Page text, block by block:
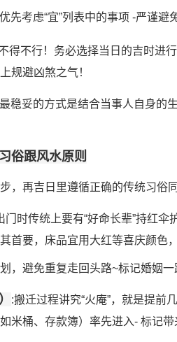
先考虑“宜”列表中的事项 -严谨避
得不行！务必选择当日的吉时进
规避凶煞之气！
稳妥的方式是结合当事人自身的
俗跟风水原则
，再吉日里遵循正确的传统习俗
门时传统上要有“好命长辈”持红
首要，床品宜用大红等喜庆颜色
，避免重复走回头路~标记婚姻一
:搬迁过程讲究“火庵”，就是提前
米桶、存款簿）率先进入- 标记带